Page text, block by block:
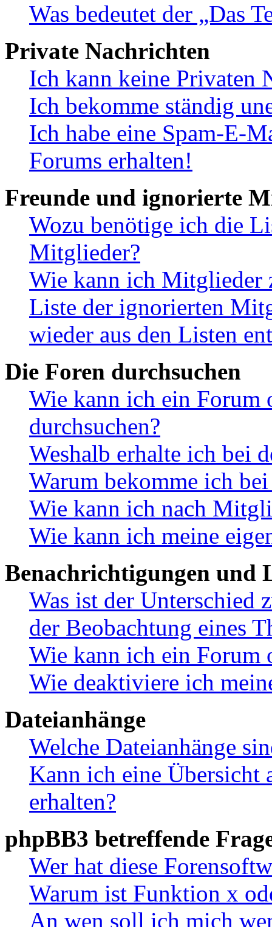
Was bedeutet der „Das
Private Nachrichten
Ich kann keine Privaten
Ich bekomme ständig
Ich habe eine Spam-E-
Forums erhalten!
Freunde und ignorierte
Wozu benötige ich die
Mitglieder?
Wie kann ich Mitglieder
Liste der ignorierten
wieder aus den Listen
Die Foren durchsuchen
Wie kann ich ein Forum
durchsuchen?
Weshalb erhalte ich bei
Warum bekomme ich
Wie kann ich nach
Wie kann ich meine
Benachrichtigungen und
Was ist der Unterschied
der Beobachtung eines
Wie kann ich ein Forum
Wie deaktiviere ich
Dateianhänge
Welche Dateianhänge
Kann ich eine Übersicht
erhalten?
phpBB3 betreffende
Wer hat diese
Warum ist Funktion x
An wen soll ich mich